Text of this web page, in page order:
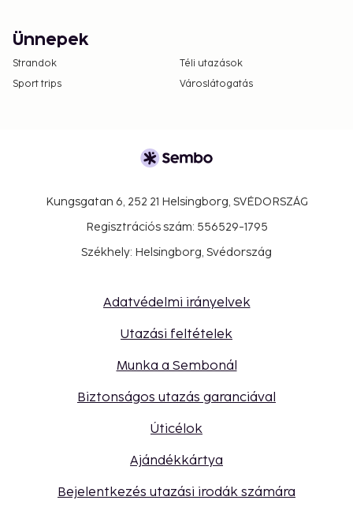
Ünnepek
Strandok
Téli utazások
Sport trips
Városlátogatás
Kungsgatan 6, 252 21 Helsingborg, SVÉDORSZÁG
Regisztrációs szám: 556529-1795
Székhely: Helsingborg, Svédország
Adatvédelmi irányelvek
Utazási feltételek
Munka a Sembonál
Biztonságos utazás garanciával
Úticélok
Ajándékkártya
Bejelentkezés utazási irodák számára